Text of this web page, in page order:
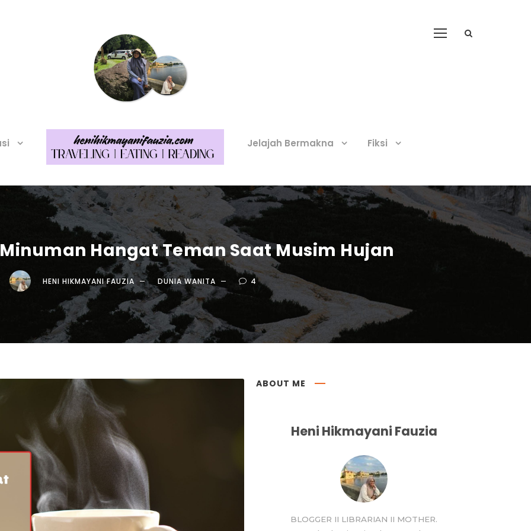
Jelajah Bermakna Fiksi
Hangat Teman Saat Musim Hujan
HENI HIKMAYANI FAUZIA DUNIA WANITA 4
ABOUT ME
Heni Hikmayani Fauzia
BLOGGER II LIBRARIAN II MOTHER.